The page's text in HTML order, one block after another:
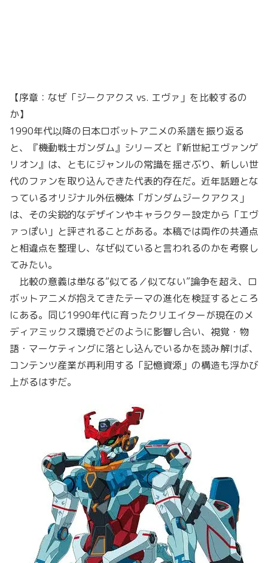
【序章：なぜ「ジークアクス vs. エヴァ」を比較するの
か】
1990年代以降の日本ロボットアニメの系譜を振り返る
と、『機動戦士ガンダム』シリーズと『新世紀エヴァンゲ
リオン』は、ともにジャンルの常識を揺さぶり、新しい世
代のファンを取り込んできた代表的存在だ。近年話題とな
っているオリジナル外伝機体「ガンダムジークアクス」
は、その尖鋭的なデザインやキャラクター設定から「エヴ
ァっぽい」と評されることがある。本稿では両作の共通点
と相違点を整理し、なぜ似ていると言われるのかを考察し
てみたい。
比較の意義は単なる“似てる／似てない”論争を超え、ロ
ボットアニメが抱えてきたテーマの進化を検証するところ
にある。同じ1990年代に育ったクリエイターが現在のメ
ディアミックス環境でどのように影響し合い、視覚・物
語・マーケティングに落とし込んでいるかを読み解けば、
コンテンツ産業が再利用する「記憶資源」の構造も浮かび
上がるはずだ。